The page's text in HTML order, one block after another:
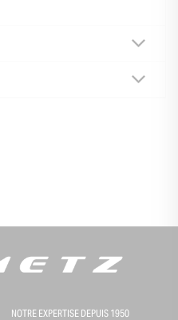
NOTRE EXPERTISE DEPUIS 1950